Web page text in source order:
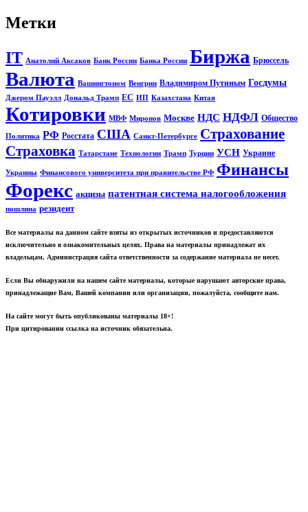
Метки
IT Анатолий Аксаков Банк России Банка России Биржа Брюссель
Валюта Вашингтоном Венгрии Владимиром Путиным Госдумы
Джером Пауэлл Дональд Трамп ЕС ИП Казахстана Китая
Котировки МВФ Миронов Москве НДС НДФЛ Общество
Политика РФ Росстата США Санкт-Петербурге Страхование
Страховка Татарстане Технологии Трамп Турции УСН Украине
Украины Финансового университета при правительстве РФ Финансы
Форекс акцизы патентная система налогообложения
пошлина резидент
Все материалы на данном сайте взяты из открытых источников и предоставляются
исключительно в ознакомительных целях. Права на материалы принадлежат их
владельцам. Администрация сайта ответственности за содержание материала не несет.
Если Вы обнаружили на нашем сайте материалы, которые нарушают авторские права,
принадлежащие Вам, Вашей компании или организации, пожалуйста, сообщите нам.
На сайте могут быть опубликованы материалы 18+!
При цитировании ссылка на источник обязательна.